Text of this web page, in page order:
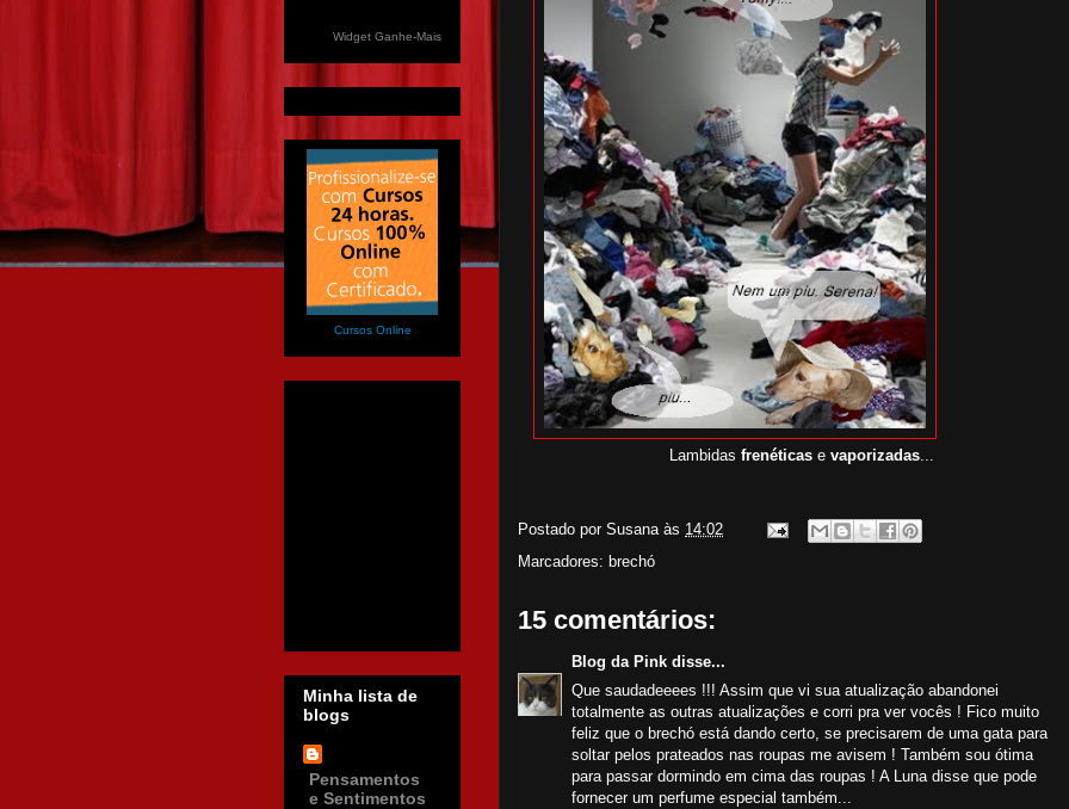
Lambidas frenéticas e vaporizadas
Postado por Susana às 14:02
Marcadores: brechó
15 comentários:
Blog da Pink disse...
Que saudadeeees !!! Assim que vi sua atualização abandonei
totalmente as outras atualizações e corri pra ver vocês ! Fico muito
feliz que o brechó está dando certo, se precisarem de uma gata para
soltar pelos prateados nas roupas me avisem ! Também sou ótima
para passar dormindo em cima das roupas ! A Luna disse que pode
fornecer um perfume especial também...
Widget Ganhe-Mais
Cursos Online
Minha lista de
blogs
Pensamentos
e Sentimentos